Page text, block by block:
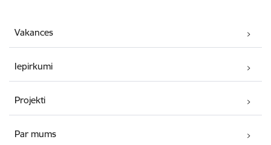
Vakances
Iepirkumi
Projekti
Par mums